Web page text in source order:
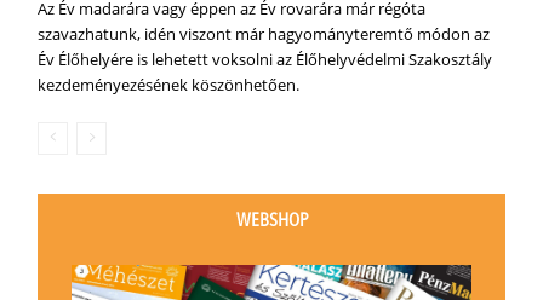
Az Év madarára vagy éppen az Év rovarára már régóta
szavazhatunk, idén viszont már hagyományteremtő módon az
Év Élőhelyére is lehetett voksolni az Élőhelyvédelmi Szakosztály
kezdeményezésének köszönhetően.
WEBSHOP